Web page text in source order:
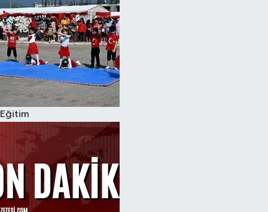
Eğitim